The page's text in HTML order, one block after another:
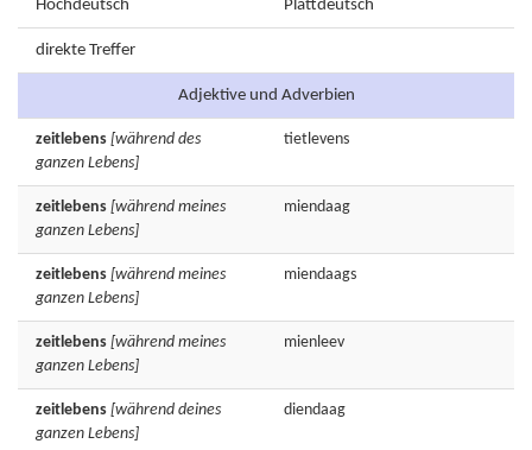
Hochdeutsch Plattdeutsch
direkte Treffer
Adjektive und Adverbien
zeitlebens [während des
ganzen Lebens]
tietlevens
zeitlebens [während meines
ganzen Lebens]
miendaag
zeitlebens [während meines
ganzen Lebens]
miendaags
zeitlebens [während meines
ganzen Lebens]
mienleev
zeitlebens [während deines
ganzen Lebens]
diendaag